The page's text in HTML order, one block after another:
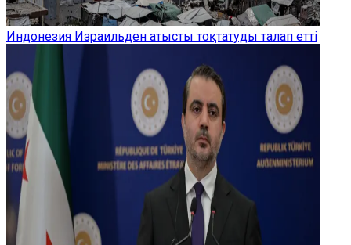
Индонезия Израильден атысты тоқтатуды талап етті